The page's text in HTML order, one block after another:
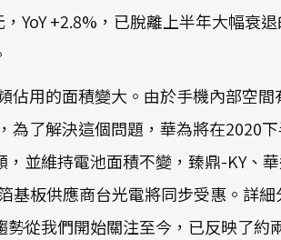
YoY +2.8%，已脫離上半年大幅衰
用的面積變大。由於手機內部空
了解決這個問題，華為將在2020
並維持電池面積不變，臻鼎-KY、
板供應商台光電將同步受惠。詳
勢從我們開始關注至今，已反映了約